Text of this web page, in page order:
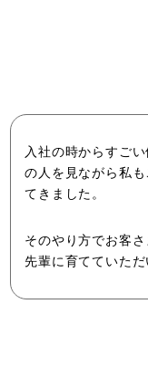
入社の時からすご
の人を見ながら私
てきました。
そのやり方でお客
先輩に育てていただ